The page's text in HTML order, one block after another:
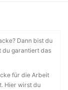
Dann bist du
du garantiert das
für die Arbeit
Hier wirst du